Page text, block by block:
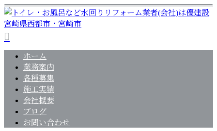
ホーム
業務案内
各種募集
施工実績
会社概要
ブログ
お問い合わせ